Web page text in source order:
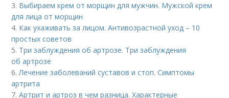
3. Выбираем крем от морщин для мужчин. Мужской крем
для лица от морщин
4. Как ухаживать за лицом. Антивозрастной уход – 10
простых советов
5. Три заблуждения об артрозе. Три заблуждения
об артрозе
6.Лечение заболеваний суставов и стоп. Симптомы
артрита
7.Артрит и артроз в чем разница. Характерные